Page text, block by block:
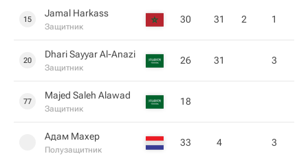
15
Jamal Harkass
Защитник
30 31 2 1
20
Dhari Sayyar Al-Anazi
Защитник
26 31 3
77
Majed Saleh Alawad
Защитник
18
Адам Махер
Полузащитник
33 4 3